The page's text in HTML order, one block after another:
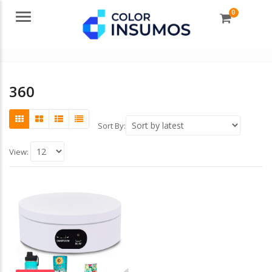
Menu 0
360
Sort By:
View: